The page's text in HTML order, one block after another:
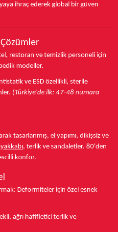
ihraç ederek global bir güven
restoran ve temizlik personeli için
modeller.
ve ESD özellikli, sterile
(Türkiye'de ilk: 47-48 numara
tasarlanmış, el yapımı, dikişsiz ve
, terlik ve sandaletler. 80'den
konfor.
Deformiteler için özel esnek
ağrı hafifletici terlik ve